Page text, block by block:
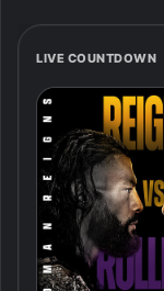
LIVE COUNTDOWN